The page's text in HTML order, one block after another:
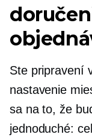
Ste pripravení
nastavenie
sa na to, že
jednoduché: